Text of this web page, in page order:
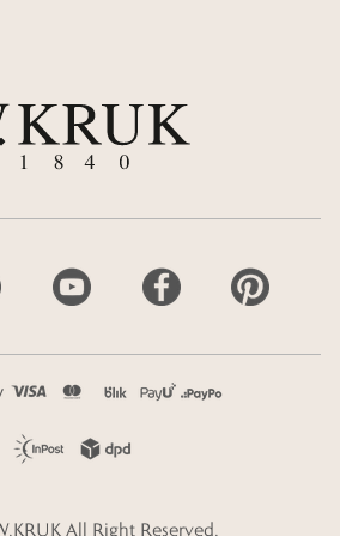
All Right Reserved.